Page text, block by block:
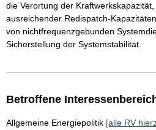
die Verortung der
ausreichender Redispatch-
von nichtfrequenzgebunden
Sicherstellung der Systemstabilität.
Betroffene
Allgemeine Energiepolitik [alle RV